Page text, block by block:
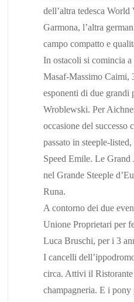
dell’altra tedesca
Garmona, l’altra
campo compatto e
In ostacoli si comincia
Masaf-Massimo Caimi,
esponenti di due grandi
Wroblewski. Per
occasione del successo
passato in steeple-
Speed Emile. Le Grand
nel Grande Steeple
Runa.
A contorno dei due
Unione Proprietari per
Luca Bruschi, per i 3
I cancelli
circa. Attivi il Ristorante
champagneria. E i